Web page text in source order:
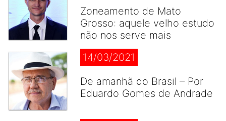
Zoneamento de Mato
Grosso: aquele velho estudo
não nos serve mais
14/03/2021
De amanhã do Brasil – Por
Eduardo Gomes de Andrade